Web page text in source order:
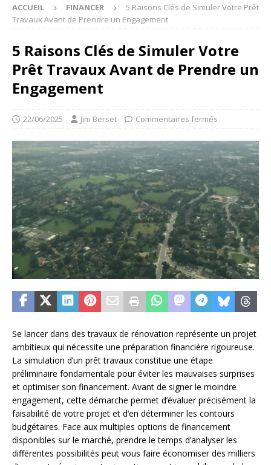
ACCUEIL FINANCER
5 Raisons Clés de Simuler Votre Prêt
Travaux Avant de Prendre un Engagement
5 Raisons Clés de Simuler Votre
Prêt Travaux Avant de Prendre un
Engagement
22/06/2025 Jim Berset Commentaires fermés
Se lancer dans des travaux de rénovation représente un projet
ambitieux qui nécessite une préparation financière rigoureuse.
La simulation d’un prêt travaux constitue une étape
préliminaire fondamentale pour éviter les mauvaises surprises
et optimiser son financement. Avant de signer le moindre
engagement, cette démarche permet d’évaluer précisément la
faisabilité de votre projet et d’en déterminer les contours
budgétaires. Face aux multiples options de financement
disponibles sur le marché, prendre le temps d’analyser les
différentes possibilités peut vous faire économiser des milliers